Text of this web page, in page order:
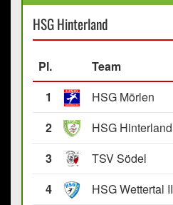
HSG Hinterland
Pl. Team
1
HSG Mörlen
2
HSG Hinterland
3
TSV Södel
4
HSG Wettertal II